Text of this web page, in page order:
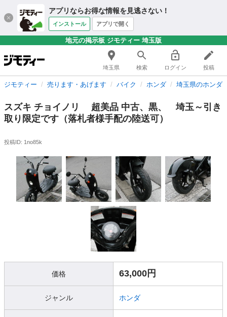
アプリならお得な情報を見逃さない！
インストール アプリで開く
地元の掲示板 ジモティー 埼玉版
埼玉県 検索 ログイン 投稿
ジモティー 売ります・あげます バイク ホンダ 埼玉県のホンダ
スズキ チョイノリ 超美品 中古、黒、 埼玉～引き
取り限定です（落札者様手配の陸送可）
投稿ID: 1no85k
価格 63,000円
ジャンル ホンダ